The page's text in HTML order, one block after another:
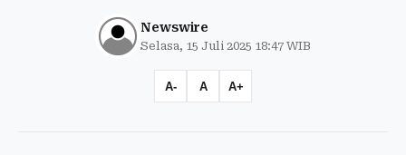
Newswire
Selasa, 15 Juli 2025 18:47 WIB
A- A A+